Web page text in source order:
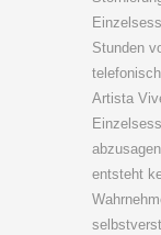
Stunden
Artista
entsteht